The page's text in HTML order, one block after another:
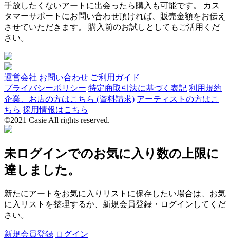
手放したくないアートに出会ったら購入も可能です。 カス
タマーサポートにお問い合わせ頂ければ、販売金額をお伝え
させていただきます。 購入前のお試しとしてもご活用くだ
さい。
運営会社 お問い合わせ ご利用ガイド
プライバシーポリシー 特定商取引法に基づく表記 利用規約
企業、お店の方はこちら (資料請求) アーティストの方はこ
ちら 採用情報はこちら
©2021 Casie All rights reserved.
未ログインでのお気に入り数の上限に
達しました。
新たにアートをお気に入りリストに保存したい場合は、お気
に入リストを整理するか、新規会員登録・ログインしてくだ
さい。
新規会員登録 ログイン